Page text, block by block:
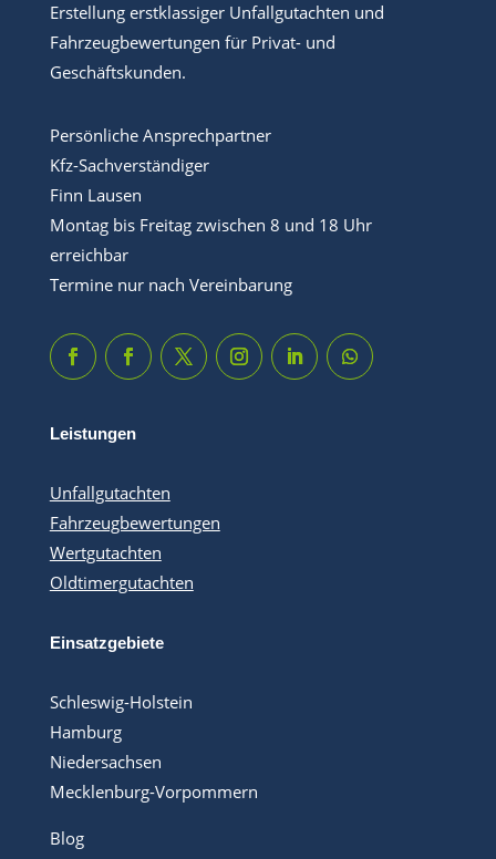
Erstellung erstklassiger Unfallgutachten und
Fahrzeugbewertungen für Privat- und
Geschäftskunden.
Persönliche Ansprechpartner
Kfz-Sachverständiger
Finn Lausen
Montag bis Freitag zwischen 8 und 18 Uhr
erreichbar
Termine nur nach Vereinbarung
Leistungen
Unfallgutachten
Fahrzeugbewertungen
Wertgutachten
Oldtimergutachten
Einsatzgebiete
Schleswig-Holstein
Hamburg
Niedersachsen
Mecklenburg-Vorpommern
Blog